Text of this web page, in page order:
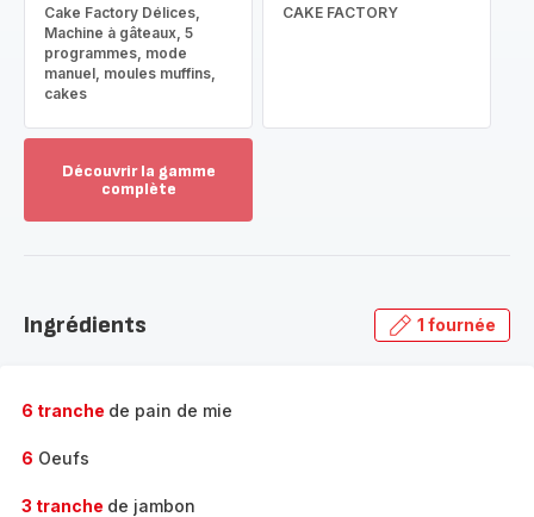
Cake Factory Délices,
Machine à gâteaux, 5
programmes, mode
manuel, moules muffins,
cakes
CAKE FACTORY
Découvrir la gamme
complète
gamme
Ingrédients 1 fournée
6 tranche de pain de mie
6 Oeufs
3 tranche de jambon